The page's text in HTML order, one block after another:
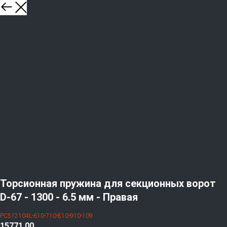
Торсионная пружина для секционных ворот
D-67 - 1300 - 6.5 мм - Правая
PC512104L-610-710-810-910-109